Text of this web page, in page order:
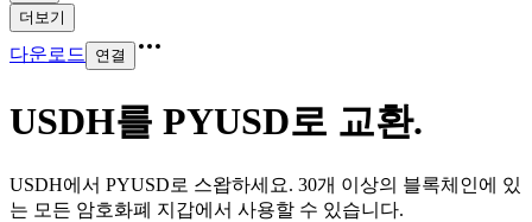
더보기
다운로드 연결
USDH를 PYUSD로 교환.
USDH에서 PYUSD로 스왑하세요. 30개 이상의 블록체인에 있
는 모든 암호화폐 지갑에서 사용할 수 있습니다.